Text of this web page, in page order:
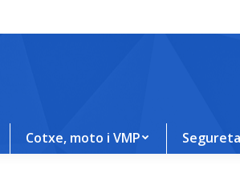
Cotxe, moto i VMP